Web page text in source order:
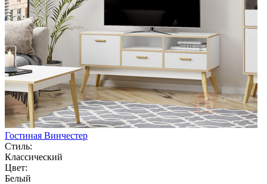
Гостиная Винчестер
Стиль:
Классический
Цвет:
Белый